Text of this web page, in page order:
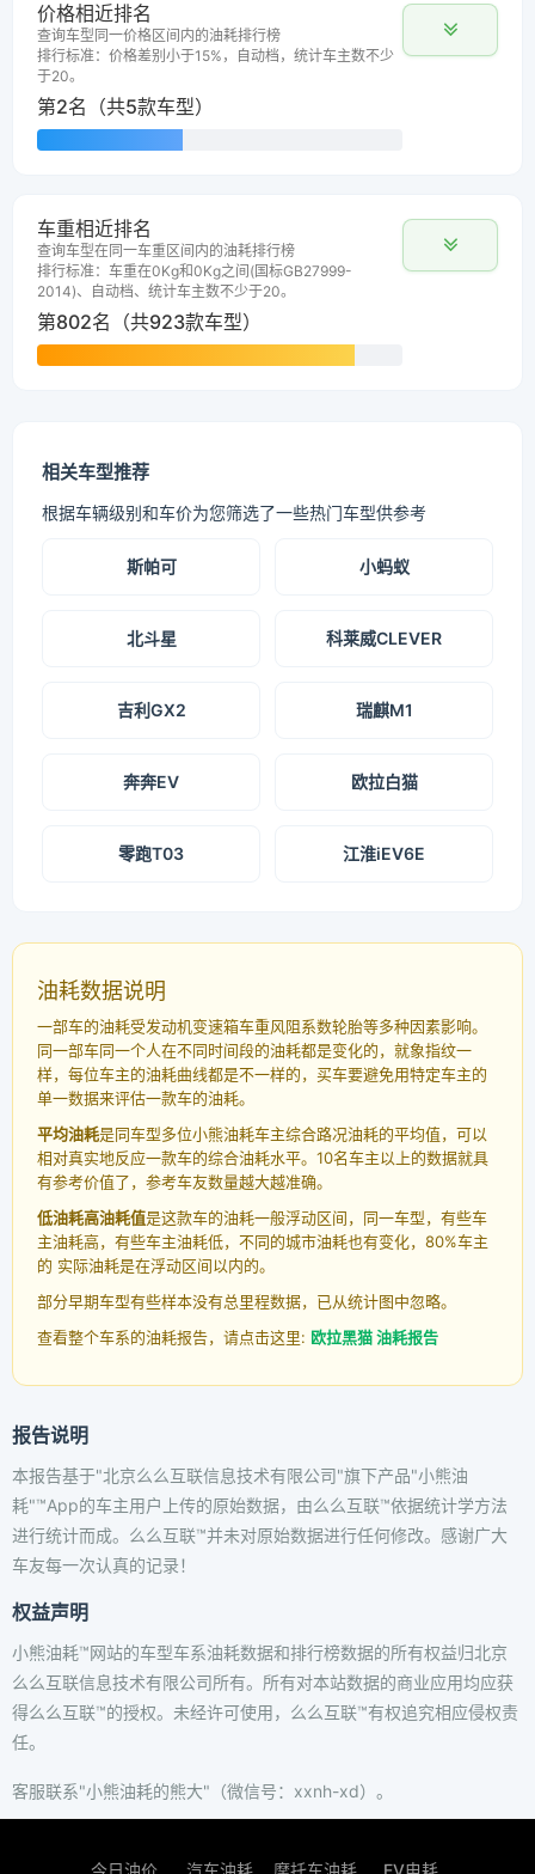
价格相近排名
查询车型同一价格区间内的油耗排行榜
排行标准：价格差别小于15%，自动档，统计车主数不少
于20。
第2名（共5款车型）
车重相近排名
查询车型在同一车重区间内的油耗排行榜
排行标准：车重在0Kg和0Kg之间(国标GB27999-
2014)、自动档、统计车主数不少于20。
第802名（共923款车型）
相关车型推荐
根据车辆级别和车价为您筛选了一些热门车型供参考
斯帕可 小蚂蚁
北斗星 科莱威CLEVER
吉利GX2 瑞麒M1
奔奔EV 欧拉白猫
零跑T03 江淮iEV6E
油耗数据说明
一部车的油耗受发动机变速箱车重风阻系数轮胎等多种因素影响。
同一部车同一个人在不同时间段的油耗都是变化的，就象指纹一
样，每位车主的油耗曲线都是不一样的，买车要避免用特定车主的
单一数据来评估一款车的油耗。
平均油耗是同车型多位小熊油耗车主综合路况油耗的平均值，可以
相对真实地反应一款车的综合油耗水平。10名车主以上的数据就具
有参考价值了，参考车友数量越大越准确。
低油耗高油耗值是这款车的油耗一般浮动区间，同一车型，有些车
主油耗高，有些车主油耗低，不同的城市油耗也有变化，80%车主
的 实际油耗是在浮动区间以内的。
部分早期车型有些样本没有总里程数据，已从统计图中忽略。
查看整个车系的油耗报告，请点击这里: 欧拉黑猫 油耗报告
报告说明
本报告基于"北京么么互联信息技术有限公司"旗下产品"小熊油
耗"™App的车主用户上传的原始数据，由么么互联™依据统计学方法
进行统计而成。么么互联™并未对原始数据进行任何修改。感谢广大
车友每一次认真的记录！
权益声明
小熊油耗™网站的车型车系油耗数据和排行榜数据的所有权益归北京
么么互联信息技术有限公司所有。所有对本站数据的商业应用均应获
得么么互联™的授权。未经许可使用，么么互联™有权追究相应侵权责
任。
客服联系"小熊油耗的熊大"（微信号：xxnh-xd）。